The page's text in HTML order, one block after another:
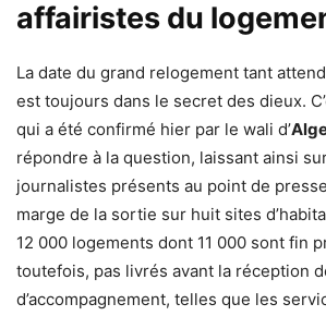
affairistes du
La date du grand relogement tant
est toujours dans le secret des dieux.
qui a été confirmé hier par le wali d’
répondre à la question, laissant ainsi
journalistes présents au point de
marge de la sortie sur huit sites
12 000 logements dont 11 000 sont fin
toutefois, pas livrés avant la réception
d’accompagnement, telles que les